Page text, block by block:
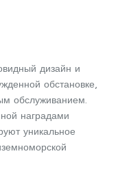
дизайн и
обстановке,
обслуживанием.
наградами
уникальное